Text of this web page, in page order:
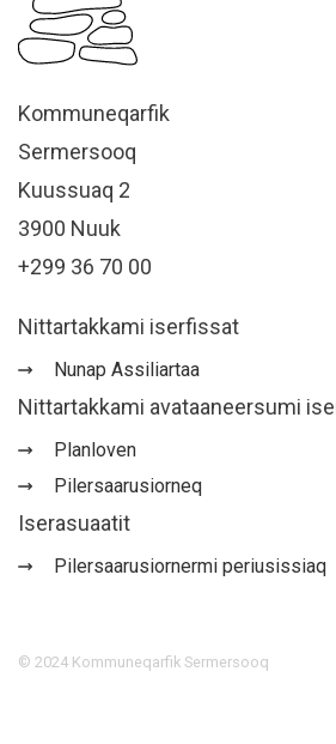
Kommuneqarfik
Sermersooq
Kuussuaq 2
3900 Nuuk
+299 36 70 00
Nittartakkami iserfissat
Nunap Assiliartaa
Nittartakkami avataaneersumi
Planloven
Pilersaarusiorneq
Iserasuaatit
Pilersaarusiornermi periusissiaq
© 2024 Kommuneqarfik Sermersooq